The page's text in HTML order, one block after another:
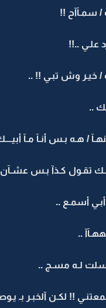
/ سمـآآح !!
علـي ..!!
/ خيـر وش تبـي !! ..
..
/ هـه بـس أنـآ مـآ
تقـول كـذآ بـس
أسمـع ..
..
لـه مسـج ..
!! لكـن آلخبـر بـ